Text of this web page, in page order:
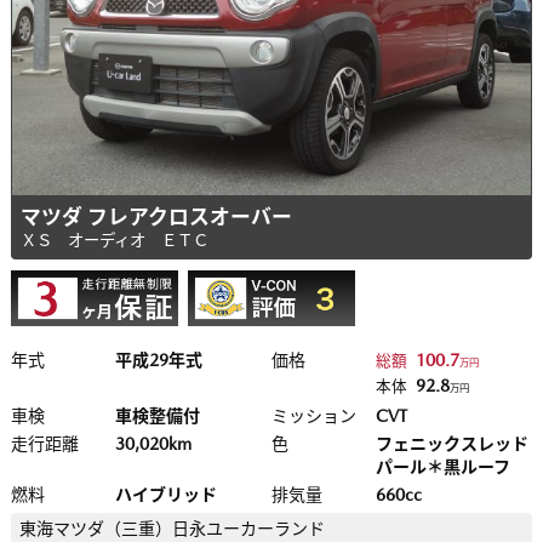
マツダ フレアクロスオーバー
ＸＳ オーディオ ＥＴＣ
年式 平成29年式 価格 総額 100.7万円
本体 92.8万円
車検 車検整備付 ミッション
CVT
走行距離
30,020km 色
フェニックスレッド
パール＊黒ルーフ
燃料
ハイブリッド 排気量
660cc
東海マツダ（三重）
日永ユーカーランド